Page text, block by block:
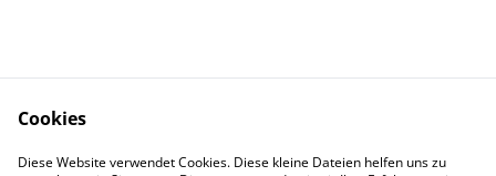
Cookies
Diese Website verwendet Cookies. Diese kleine Dateien helfen uns zu